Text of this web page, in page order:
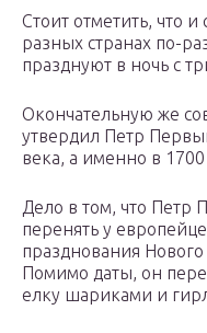
Стоит отметить, что
разных странах по-
празднуют в ночь с
Окончательную же
утвердил Петр
века, а именно в 1700
Дело в том, что Петр
перенять у
празднования
Помимо даты, он
елку шариками и